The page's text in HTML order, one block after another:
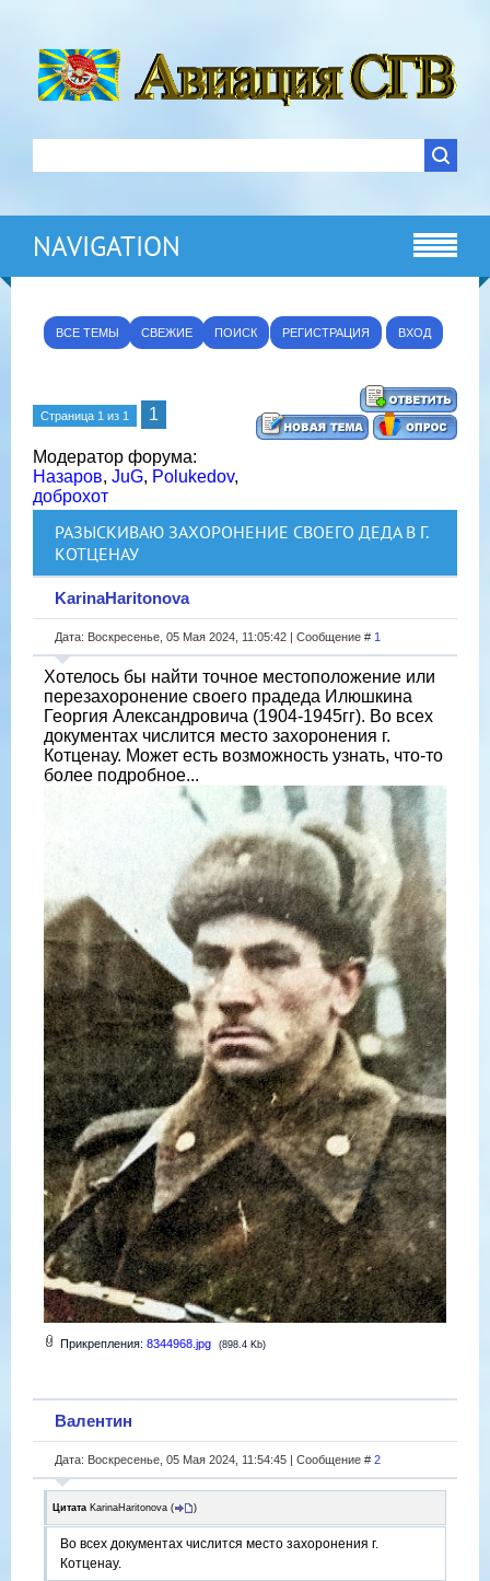
NAVIGATION
ВСЕ ТЕМЫ СВЕЖИЕ ПОИСК РЕГИСТРАЦИЯ ВХОД
Страница 1 из 1 1
Модератор форума:
Назаров, JuG, Polukedov,
доброхот
РАЗЫСКИВАЮ ЗАХОРОНЕНИЕ СВОЕГО ДЕДА В Г.
КОТЦЕНАУ
KarinaHaritonova
Дата: Воскресенье, 05 Мая 2024, 11:05:42 | Сообщение # 1
Хотелось бы найти точное местоположение или
перезахоронение своего прадеда Илюшкина
Георгия Александровича (1904-1945гг). Во всех
документах числится место захоронения г.
Котценау. Может есть возможность узнать, что-то
более подробное...
Прикрепления: 8344968.jpg (898.4 Kb)
Валентин
Дата: Воскресенье, 05 Мая 2024, 11:54:45 | Сообщение # 2
Цитата KarinaHaritonova ( )
Во всех документах числится место захоронения г.
Котценау.